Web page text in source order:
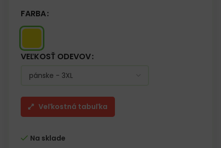
FARBA
VEĽKOSŤ ODEVOV
Veľkostná tabuľka
Na sklade